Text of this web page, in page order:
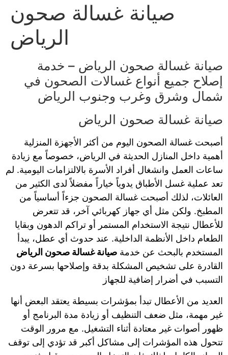
صيانة غسالة صحون
الرياض
صيانة غسالة صحون الرياض – خدمة
إصلاح جميع أنواع غسالات الصحون في
شمال وشرق وغرب وجنوب الرياض
صيانة غسالة صحون الرياض
أصبحت غسالة الصحون اليوم من أكثر الأجهزة المنزلية
أهمية داخل المنازل الحديثة في الرياض، خصوصاً مع زيادة
ساعات العمل وانشغال أفراد الأسرة بالالتزامات اليومية. لم
تعد عملية غسل الأطباق يدوياً خياراً مفضلاً لدى الكثير من
العائلات، لذلك أصبحت غسالة الصحون جزءاً أساسياً من
المطبخ. ولكن مثل أي جهاز كهربائي آخر، قد تتعرض
للأعطال نتيجة الاستخدام المستمر أو تراكم الدهون وبقايا
الطعام داخل الأنظمة الداخلية. عند حدوث أي عطل، يبدأ
المستخدم بالبحث عن خدمة صيانة غسالة صحون الرياض
القادرة على تشخيص المشكلة بدقة وإصلاحها بسرعة دون
التسبب في أضرار إضافية للجهاز
العديد من الأعطال تبدأ بمؤشرات بسيطة يعتقد البعض أنها
غير مهمة، مثل ضعف التنظيف أو زيادة مدة البرنامج أو
ظهور أصوات غير معتادة أثناء التشغيل. مع مرور الوقت
تتحول هذه المؤشرات إلى مشاكل أكبر قد تؤدي إلى توقف